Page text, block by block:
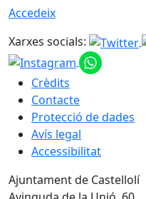
Accedeix
Xarxes socials:
Crèdits
Contacte
Protecció de dades
Avís legal
Accessibilitat
Ajuntament de Castellolí